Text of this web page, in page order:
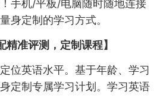
手机/平板/电脑随时随地连接
身定制的学习方式。
准评测，定制课程】
位英语水平。基于年龄、学习
定制专属学习计划。学习英语